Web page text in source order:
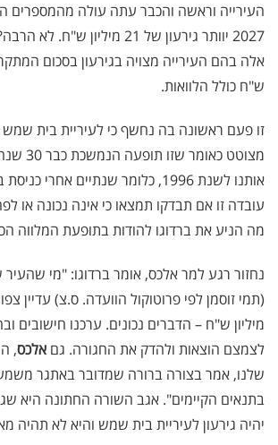
העירייה וראשה והכבר עתה עולה מהמספרים
2027 יוותר גירעון של 21 מיליון
ש"ח כולל הלוואות.
זו פעם ראשונה בה נחשף כי לעיריית בית שמש
אותנו לשנת 1996, כלומר שנתיים אחרי
עובדה זו אם תבדקו תמצאו כי אינה נכונה או
מה הניע את ברדוגו להודות בתופעת המלווה
מיליון ש"ח – הדברים נכונים. ערכנו חישובים
לצמצם הוצאות ולהדק את החגורה. גם אלכס,
שלנו, אמר בצורה ברורה שמדובר באתגר
יהיה גירעון לעיריית בית שמש והיא לא תהיה